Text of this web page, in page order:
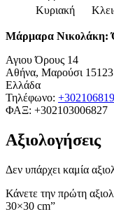
Κυριακή
Μάρμαρα Νικολάκη:
Αγιου Όρους 14
Αθήνα, Μαρούσι 15123
Ελλάδα
Τηλέφωνο:
ΦΑΞ: +302103006827
Αξιολογήσεις
Δεν υπάρχει καμία
Κάνετε την πρώτη
30×30 cm”